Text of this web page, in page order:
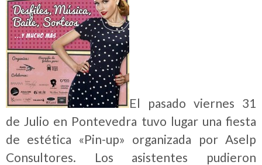
El pasado viernes 31
de Julio en Pontevedra tuvo lugar una fiesta
de estética «Pin-up» organizada por Aselp
Consultores. Los asistentes pudieron